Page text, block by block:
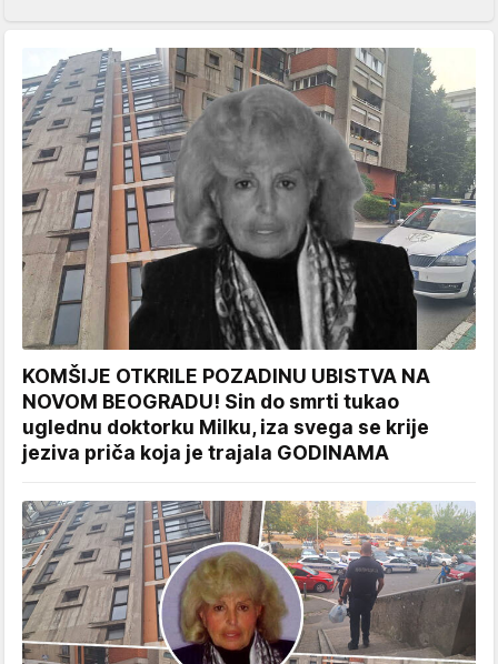
KOMŠIJE OTKRILE POZADINU UBISTVA NA
NOVOM BEOGRADU! Sin do smrti tukao
uglednu doktorku Milku, iza svega se krije
jeziva priča koja je trajala GODINAMA